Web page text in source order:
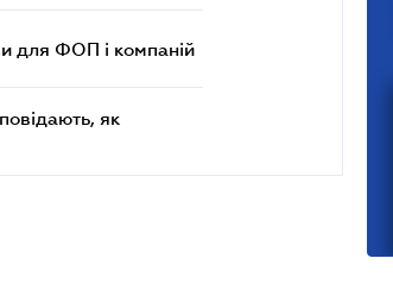
для ФОП і компаній
як